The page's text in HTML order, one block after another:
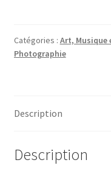
Catégories : Art, Musique
Photographie
Description
Description